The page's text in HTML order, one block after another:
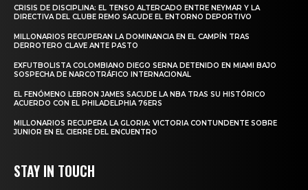
CRISIS DE DISCIPLINA: EL TENSO ALTERCADO ENTRE NEYMAR Y LA
DIRECTIVA DEL CLUBE REMO SACUDE EL ENTORNO DEPORTIVO
MILLONARIOS RECUPERAN LA DOMINANCIA EN EL CAMPÍN TRAS
DERROTERO CLAVE ANTE PASTO
EXFUTBOLISTA COLOMBIANO DIEGO SERNA DETENIDO EN MIAMI BAJO
SOSPECHA DE NARCOTRÁFICO INTERNACIONAL
EL FENÓMENO LEBRON JAMES SACUDE LA NBA TRAS SU HISTÓRICO
ACUERDO CON EL PHILADELPHIA 76ERS
MILLONARIOS RECUPERA LA GLORIA: VICTORIA CONTUNDENTE SOBRE
JUNIOR EN EL CIERRE DEL ENCUENTRO
STAY IN TOUCH